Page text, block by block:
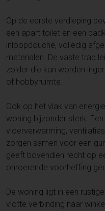
Op de eerste verdieping
een apart toilet en een
inloopdouche, volledig
materialen. De vaste trap
zolder die kan worden
of hobbyruimte.
Ook op het vlak van
woning bijzonder sterk.
vloerverwarming,
zorgen samen voor een
geeft bovendien recht op
onroerende voorheffing
De woning ligt in een
vlotte verbinding naar